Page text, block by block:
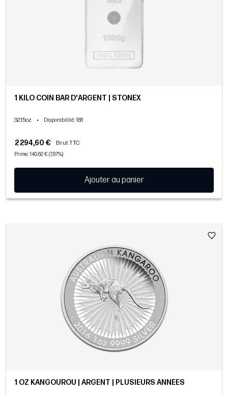
1 KILO COIN BAR D'ARGENT | STONEX
32.15oz • Disponibilité: 188
2 294,60 € Brut TTC
Prime: 140,62 € (7,87%)
Ajouter au panier
1 OZ KANGOUROU | ARGENT | PLUSIEURS ANNÉES